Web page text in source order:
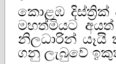
කොළඹ දිස්‌ත්‍රික්‌
මහත්මියට
නිලධාරින් යෑයි
ගනු ලැබුවේ